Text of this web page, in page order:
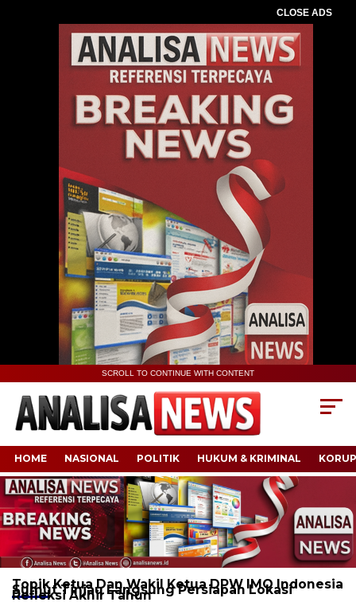
CLOSE ADS
SCROLL TO CONTINUE WITH CONTENT
HOME NASIONAL POLITIK HUKUM & KRIMINAL
Topik Ketua Dan Wakil Ketua DPW IMO Indonesia
Sumut Tinjau Langsung Persiapan Lokasi
Refleksi Akhir Tahun